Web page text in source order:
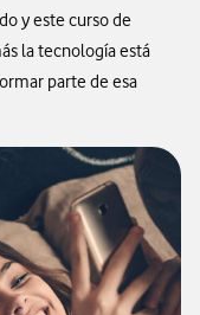
y este curso de
la tecnología está
parte de esa